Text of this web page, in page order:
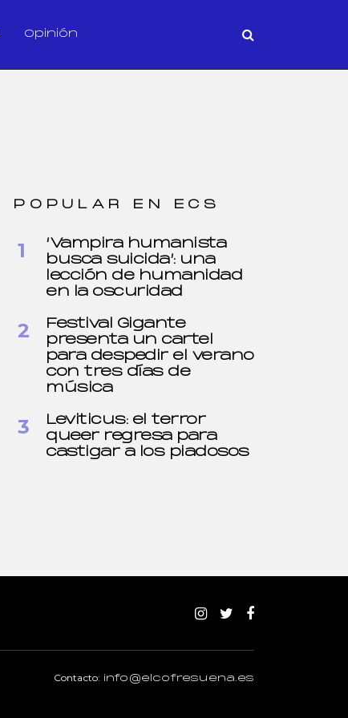
Opinión
POPULAR EN ECS
‘Vampira humanista
busca suicida’: una
lección de humanidad
en la oscuridad
Festival Gigante
presenta un cartel
para despedir el verano
con tres días de
música
Leviticus: el terror
queer regresa para
castigar a los piadosos
Contacto: info@elcofresuena.es